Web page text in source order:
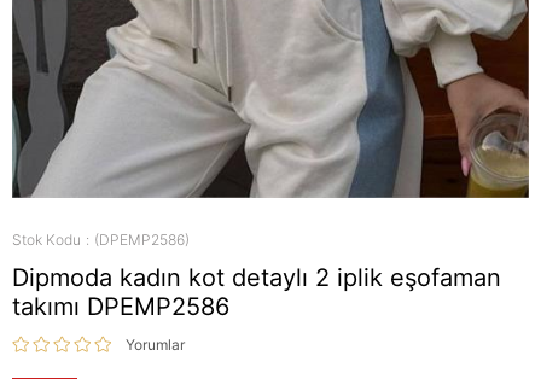
Stok Kodu (DPEMP2586)
Dipmoda kadın kot detaylı 2 iplik eşofaman
takımı DPEMP2586
Yorumlar